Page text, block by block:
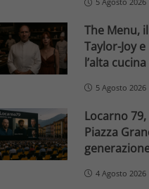
The Menu,
Taylor-Joy
l’alta
5 Agosto 2026
Locarno
Piazza
4 Agosto 2026